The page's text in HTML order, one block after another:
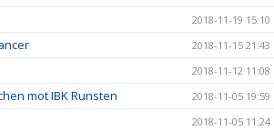
2018-11-19 15:10
2018-11-15 21:43
2018-11-12 11:08
mot IBK Runsten 2018-11-05 19:59
2018-11-05 11:24